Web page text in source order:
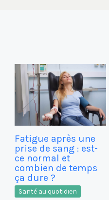
Fatigue après une
prise de sang : est-
ce normal et
combien de temps
ça dure ?
Santé au quotidien